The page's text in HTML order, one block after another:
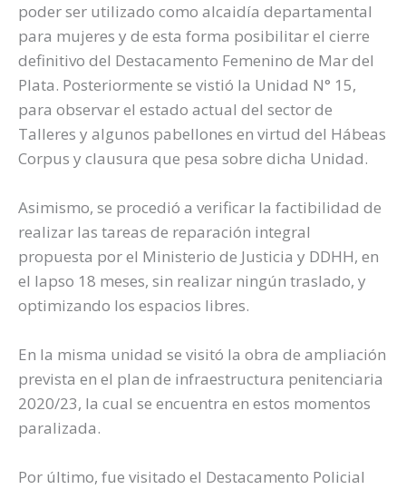
poder ser utilizado como alcaidía departamental
para mujeres y de esta forma posibilitar el cierre
definitivo del Destacamento Femenino de Mar del
Plata. Posteriormente se vistió la Unidad N° 15,
para observar el estado actual del sector de
Talleres y algunos pabellones en virtud del Hábeas
Corpus y clausura que pesa sobre dicha Unidad.
Asimismo, se procedió a verificar la factibilidad de
realizar las tareas de reparación integral
propuesta por el Ministerio de Justicia y DDHH, en
el lapso 18 meses, sin realizar ningún traslado, y
optimizando los espacios libres.
En la misma unidad se visitó la obra de ampliación
prevista en el plan de infraestructura penitenciaria
2020/23, la cual se encuentra en estos momentos
paralizada.
Por último, fue visitado el Destacamento Policial